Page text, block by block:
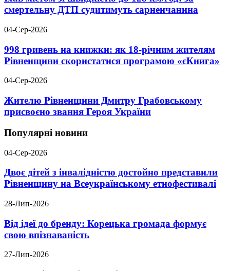
смертельну ДТП судитимуть сарненчанина
04-Сер-2026
998 гривень на книжки: як 18-річним жителям
Рівненщини скористатися програмою «єКнига»
04-Сер-2026
Жителю Рівненщини Дмитру Грабовському
присвоєно звання Героя України
Популярні новини
04-Сер-2026
Двоє дітей з інвалідністю достойно представили
Рівненщину на Всеукраїнському етнофестивалі
28-Лип-2026
Від ідеї до бренду: Корецька громада формує
свою впізнаваність
27-Лип-2026